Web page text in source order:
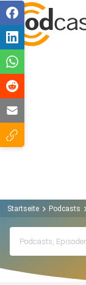
Startseite Podcasts